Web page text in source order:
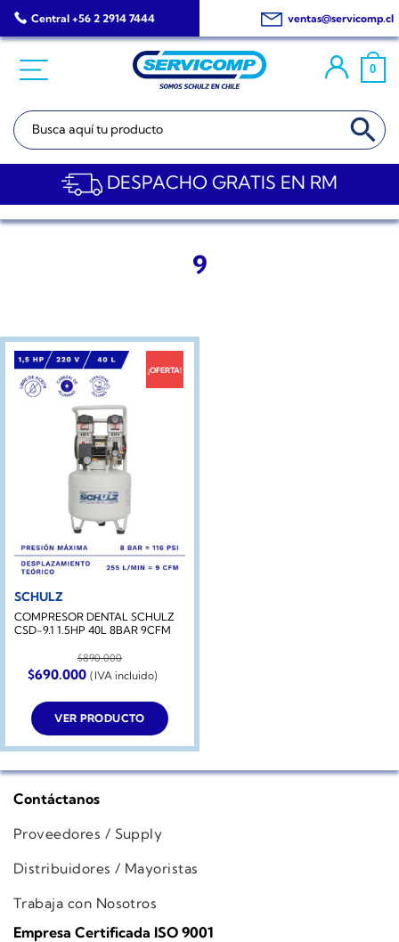
Saltar
al
Central +56 2 2914 7444 ventas@servicomp.cl
0
Buscar: BOTÓN DE
DESPACHO GRATIS EN RM
9
¡OFERTA!
SCHULZ
COMPRESOR DENTAL SCHULZ
CSD-9.1 1.5HP 40L 8BAR 9CFM
$890.000
El
precio
original
era:
$890.000.
$690.000El
precio
actual
es:
$690.000.
(IVA incluido)
VER PRODUCTO
Contáctanos
Proveedores / Supply
Distribuidores / Mayoristas
Trabaja con Nosotros
Empresa Certificada ISO 9001